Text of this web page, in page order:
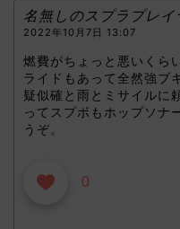
名無しのスプラプレイ
2022年10月7日 13:07
燃費がちょっと悪いくら
ライドもあって全然強ブ
疑似確と雨とミサイルに
ってスプボもホップソナ
うぞ。
0